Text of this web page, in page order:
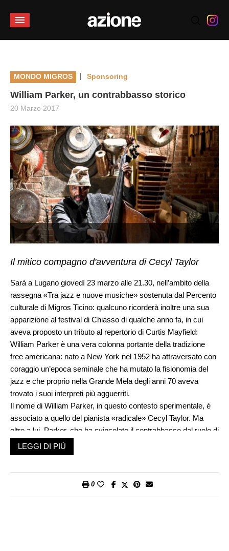
MONDO MIGROS | Sponsoring
William Parker, un contrabbasso storico
20 Marzo 2017
Il mitico compagno d'avventura di Cecyl Taylor
Sarà a Lugano giovedì 23 marzo alle 21.30, nell’ambito della
rassegna «Tra jazz e nuove musiche» sostenuta dal Percento
culturale di Migros Ticino: qualcuno ricorderà inoltre una sua
apparizione al festival di Chiasso di qualche anno fa, in cui
aveva proposto un tributo al repertorio di Curtis Mayfield:
William Parker è una vera colonna portante della tradizione
free americana: nato a New York nel 1952 ha attraversato con
coraggio un’epoca seminale che ha mutato la fisionomia del
jazz e che proprio nella Grande Mela degli anni 70 aveva
trovato i suoi interpreti più agguerriti.
Il nome di William Parker, in questo contesto sperimentale, è
associato a quello del pianista «radicale» Cecyl Taylor. Ma
oltre a lui, Parker, che ha svincolato il contrabbasso dal ruolo di
accompagnamento per elevarlo al livello degli altri strumenti
solisti, ha inanellato collaborazioni di enorme valore, ad
LEGGI DI PIÙ
0